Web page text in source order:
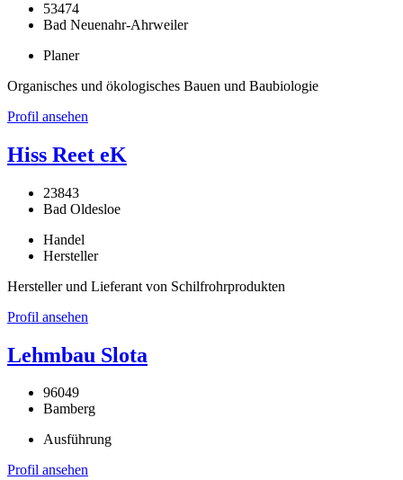
53474
Bad Neuenahr-Ahrweiler
Planer
Organisches und ökologisches Bauen und Baubiologie
Profil ansehen
Hiss Reet eK
23843
Bad Oldesloe
Handel
Hersteller
Hersteller und Lieferant von Schilfrohrprodukten
Profil ansehen
Lehmbau Slota
96049
Bamberg
Ausführung
Profil ansehen